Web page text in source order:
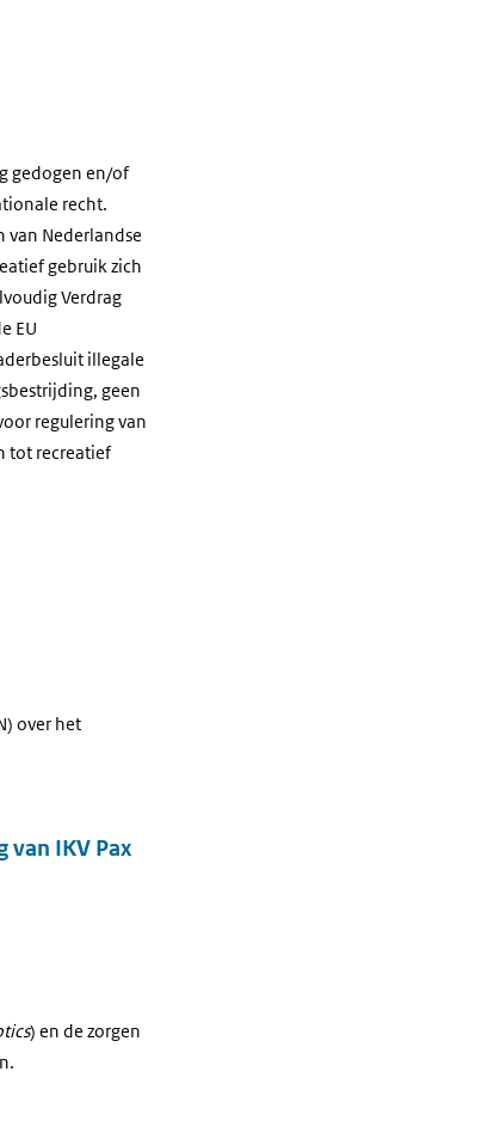
gedogen en/of
recht.
van Nederlandse
gebruik zich
Verdrag
EU
illegale
geen
regulering van
tot recreatief
over het
IKV Pax
) en de zorgen